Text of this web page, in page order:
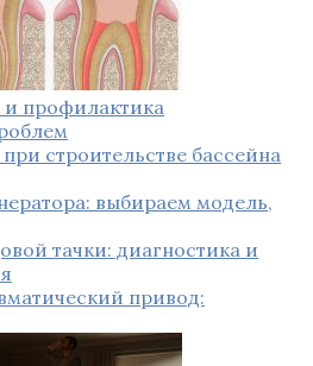
и профилактика
строительстве бассейна
выбираем модель,
тачки: диагностика и
привод: